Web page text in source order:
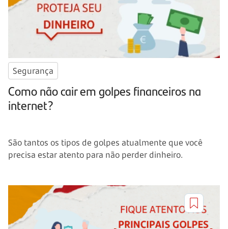
Segurança
Como não cair em golpes financeiros na
internet?
São tantos os tipos de golpes atualmente que você
precisa estar atento para não perder dinheiro.